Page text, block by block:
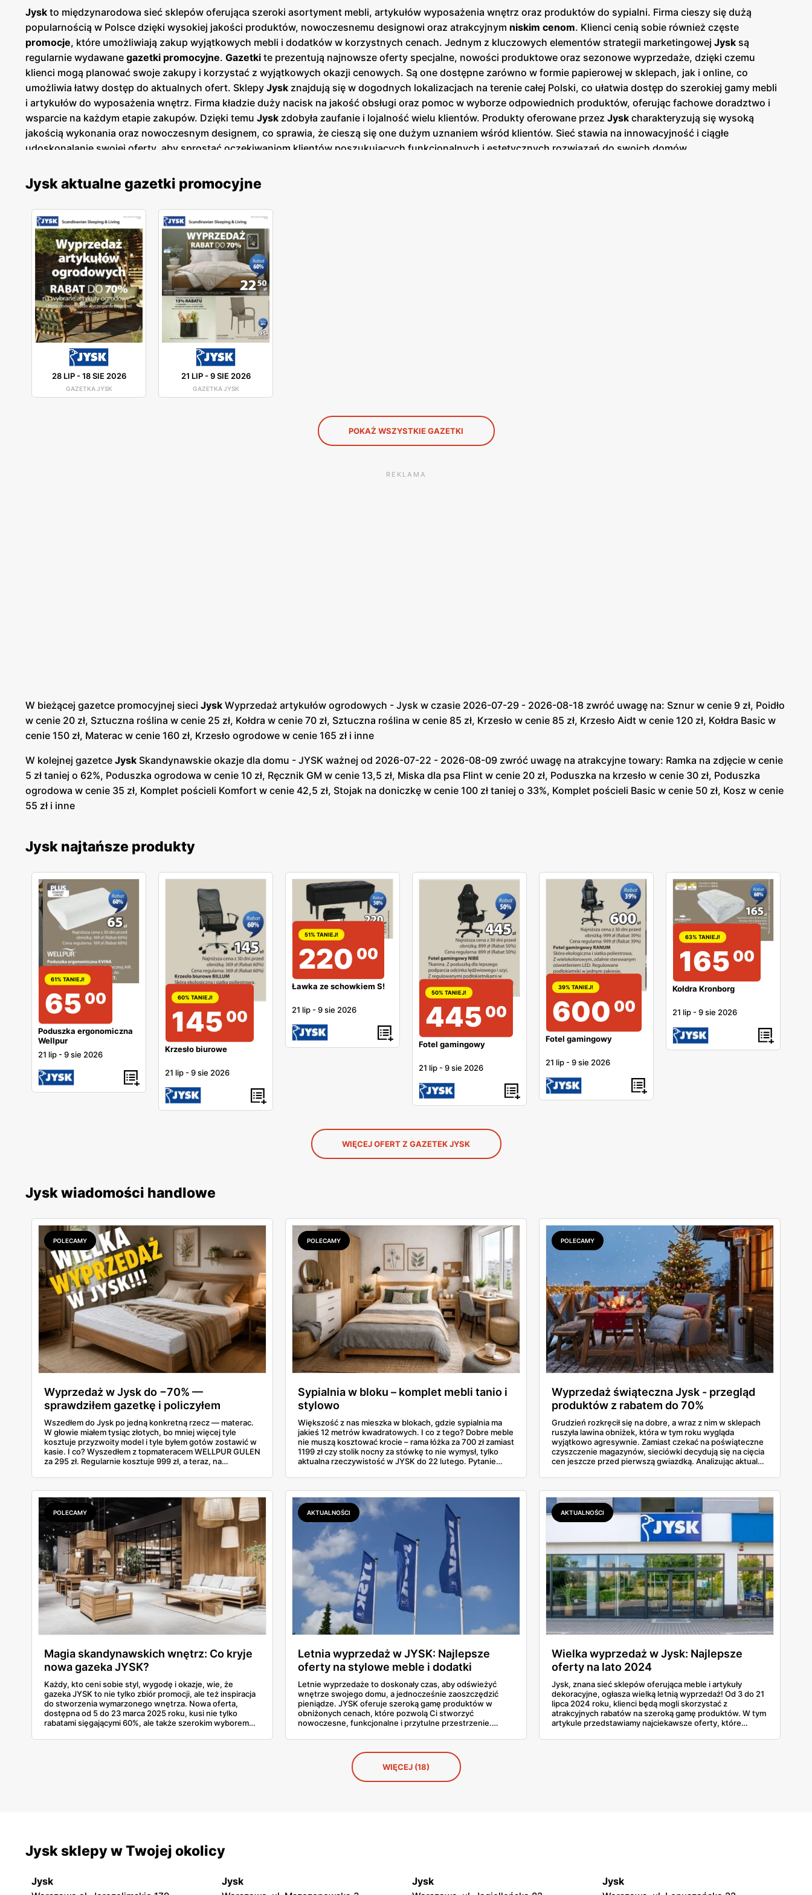
Jysk to międzynarodowa sieć sklepów oferująca szeroki asortyment mebli, artykułów wyposażenia wnętrz oraz produktów do sypialni. Firma cieszy się dużą
popularnością w Polsce dzięki wysokiej jakości produktów, nowoczesnemu designowi oraz atrakcyjnym niskim cenom. Klienci cenią sobie również częste
promocje, które umożliwiają zakup wyjątkowych mebli i dodatków w korzystnych cenach. Jednym z kluczowych elementów strategii marketingowej Jysk są
regularnie wydawane gazetki promocyjne. Gazetki te prezentują najnowsze oferty specjalne, nowości produktowe oraz sezonowe wyprzedaże, dzięki czemu
klienci mogą planować swoje zakupy i korzystać z wyjątkowych okazji cenowych. Są one dostępne zarówno w formie papierowej w sklepach, jak i online, co
umożliwia łatwy dostęp do aktualnych ofert. Sklepy Jysk znajdują się w dogodnych lokalizacjach na terenie całej Polski, co ułatwia dostęp do szerokiej gamy mebli
i artykułów do wyposażenia wnętrz. Firma kładzie duży nacisk na jakość obsługi oraz pomoc w wyborze odpowiednich produktów, oferując fachowe doradztwo i
wsparcie na każdym etapie zakupów. Dzięki temu Jysk zdobyła zaufanie i lojalność wielu klientów. Produkty oferowane przez Jysk charakteryzują się wysoką
jakością wykonania oraz nowoczesnym designem, co sprawia, że cieszą się one dużym uznaniem wśród klientów. Sieć stawia na innowacyjność i ciągłe
udoskonalanie swojej oferty, aby sprostać oczekiwaniom klientów poszukujących funkcjonalnych i estetycznych rozwiązań do swoich domów.
Jysk aktualne gazetki promocyjne
28 LIP-18 SIE 2026
GAZETKA JYSK
21 LIP-9 SIE 2026
GAZETKA JYSK
POKAŻ WSZYSTKIE GAZETKI
REKLAMA
W bieżącej gazetce promocyjnej sieci Jysk Wyprzedaż artykułów ogrodowych - Jysk w czasie 2026-07-29 - 2026-08-18 zwróć uwagę na: Sznur w cenie 9 zł, Poidło
w cenie 20 zł, Sztuczna roślina w cenie 25 zł, Kołdra w cenie 70 zł, Sztuczna roślina w cenie 85 zł, Krzesło w cenie 85 zł, Krzesło Aidt w cenie 120 zł, Kołdra Basic w
cenie 150 zł, Materac w cenie 160 zł, Krzesło ogrodowe w cenie 165 zł i inne
W kolejnej gazetce Jysk Skandynawskie okazje dla domu - JYSK ważnej od 2026-07-22 - 2026-08-09 zwróć uwagę na atrakcyjne towary: Ramka na zdjęcie w cenie
5 zł taniej o 62%, Poduszka ogrodowa w cenie 10 zł, Ręcznik GM w cenie 13,5 zł, Miska dla psa Flint w cenie 20 zł, Poduszka na krzesło w cenie 30 zł, Poduszka
ogrodowa w cenie 35 zł, Komplet pościeli Komfort w cenie 42,5 zł, Stojak na doniczkę w cenie 100 zł taniej o 33%, Komplet pościeli Basic w cenie 50 zł, Kosz w cenie
55 zł i inne
Jysk najtańsze produkty
61% TANIEJ!
65 00
Poduszka ergonomiczna
Wellpur
21 lip -9 sie 2026
60% TANIEJ!
145 00
Krzesło biurowe
21 lip -9 sie 2026
51% TANIEJ!
220 00
Ławka ze schowkiem S!
21 lip -9 sie 2026
50% TANIEJ!
445 00
Fotel gamingowy
21 lip -9 sie 2026
39% TANIEJ!
600 00
Fotel gamingowy
21 lip -9 sie 2026
63% TANIEJ!
165 00
Kołdra Kronborg
21 lip -9 sie 2026
WIĘCEJ OFERT Z GAZETEK JYSK
Jysk wiadomości handlowe
POLECAMY
Wyprzedaż w Jysk do −70% —
sprawdziłem gazetkę i policzyłem
oszczędności
Wszedłem do Jysk po jedną konkretną rzecz — materac.
W głowie miałem tysiąc złotych, bo mniej więcej tyle
kosztuje przyzwoity model i tyle byłem gotów zostawić w
kasie. I co? Wyszedłem z topmateracem WELLPUR GULEN
za 295 zł. Regularnie kosztuje 999 zł, a teraz, na
zrobiłem jeszcze na parkingu: w kieszeni zostało mi jakieś
700 zł.
POLECAMY
Sypialnia w bloku – komplet mebli tanio i
stylowo
Większość z nas mieszka w blokach, gdzie sypialnia ma
jakieś 12 metrów kwadratowych. I co z tego? Dobre meble
nie muszą kosztować krocie – rama łóżka za 700 zł zamiast
1199 zł czy stolik nocny za stówkę to nie wymysł, tylko
aktualna rzeczywistość w JYSK do 22 lutego. Pytanie
sklecony namiot? W blokowej sypialni liczy się każdy
centymetr, każda złotówka i każdy pomysł na sprytne
rozwiązanie.
POLECAMY
Wyprzedaż świąteczna Jysk - przegląd
produktów z rabatem do 70%
Grudzień rozkręcił się na dobre, a wraz z nim w sklepach
ruszyła lawina obniżek, która w tym roku wygląda
wyjątkowo agresywnie. Zamiast czekać na poświąteczne
czyszczenie magazynów, sieciówki decydują się na cięcia
cen jeszcze przed pierwszą gwiazdką. Analizując aktualne
oferując produkty z rabatami sięgającymi głębokich
kilkudziesięciu procent. To doskonały moment, by
uzupełnić braki w dekoracjach lub wymienić wysłużony
materac, nie rujnując przy tym domowego budżetu tuż
przed wizytą gości.
POLECAMY
Magia skandynawskich wnętrz: Co kryje
nowa gazeka JYSK?
Każdy, kto ceni sobie styl, wygodę i okazje, wie, że
gazeka JYSK to nie tylko zbiór promocji, ale też inspiracja
do stworzenia wymarzonego wnętrza. Nowa oferta,
dostępna od 5 do 23 marca 2025 roku, kusi nie tylko
rabatami sięgającymi 60%, ale także szerokim wyborem
mieszkanie. Czy warto zajrzeć? Oczywiście! Zwłaszcza że
AKTUALNOŚCI
Letnia wyprzedaż w JYSK: Najlepsze
oferty na stylowe meble i dodatki
Letnie wyprzedaże to doskonały czas, aby odświeżyć
wnętrze swojego domu, a jednocześnie zaoszczędzić
pieniądze. JYSK oferuje szeroką gamę produktów w
obniżonych cenach, które pozwolą Ci stworzyć
nowoczesne, funkcjonalne i przytulne przestrzenie.
warto rozważyć podczas tegorocznych wyprzedaży.
AKTUALNOŚCI
Wielka wyprzedaż w Jysk: Najlepsze
oferty na lato 2024
Jysk, znana sieć sklepów oferująca meble i artykuły
dekoracyjne, ogłasza wielką letnią wyprzedaż! Od 3 do 21
lipca 2024 roku, klienci będą mogli skorzystać z
atrakcyjnych rabatów na szeroką gamę produktów. W tym
artykule przedstawiamy najciekawsze oferty, które
wygląd Twojego domu.
WIĘCEJ (18)
Jysk sklepy w Twojej okolicy
Jysk Jysk Jysk Jysk